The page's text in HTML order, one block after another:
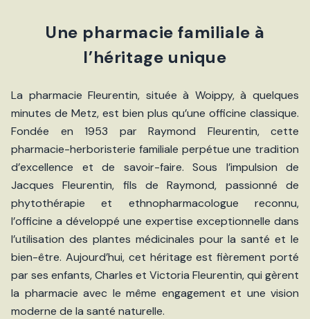
Une pharmacie familiale à
l’héritage unique
La pharmacie Fleurentin, située à Woippy, à quelques
minutes de Metz, est bien plus qu’une officine classique.
Fondée en 1953 par Raymond Fleurentin, cette
pharmacie-herboristerie familiale perpétue une tradition
d’excellence et de savoir-faire. Sous l’impulsion de
Jacques Fleurentin, fils de Raymond, passionné de
phytothérapie et ethnopharmacologue reconnu,
l’officine a développé une expertise exceptionnelle dans
l’utilisation des plantes médicinales pour la santé et le
bien-être. Aujourd’hui, cet héritage est fièrement porté
par ses enfants, Charles et Victoria Fleurentin, qui gèrent
la pharmacie avec le même engagement et une vision
moderne de la santé naturelle.